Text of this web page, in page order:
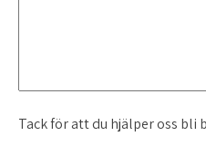
Tack för att du hjälper oss bli